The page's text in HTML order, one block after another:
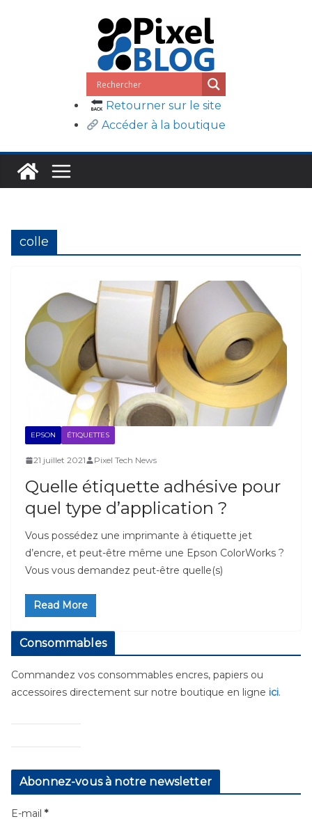
Retourner sur le site
Accéder à la boutique
colle
EPSON ÉTIQUETTES
21 juillet 2021 Pixel Tech News
Quelle étiquette adhésive pour
quel type d’application ?
Vous possédez une imprimante à étiquette jet
d’encre, et peut-être même une Epson ColorWorks ?
Vous vous demandez peut-être quelle(s)
Read More
Consommables
Commandez vos consommables encres, papiers ou
accessoires directement sur notre boutique en ligne ici.
Abonnez-vous à notre newsletter
E-mail *